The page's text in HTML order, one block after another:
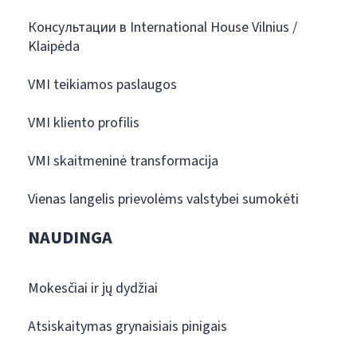
Консультации в International House Vilnius /
Klaipėda
VMI teikiamos paslaugos
VMI kliento profilis
VMI skaitmeninė transformacija
Vienas langelis prievolėms valstybei sumokėti
NAUDINGA
Mokesčiai ir jų dydžiai
Atsiskaitymas grynaisiais pinigais